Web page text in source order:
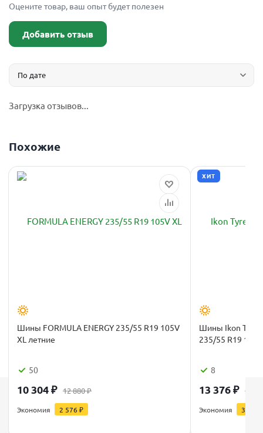
Оцените товар, ваш опыт будет полезен
Добавить отзыв
Загрузка отзывов...
Похожие
Шины FORMULA ENERGY 235/55 R19 105V
XL летние
50
10 304₽ 12 880₽
Экономия 2 576₽
ХИТ
Шины Ikon Tyres
235/55 R19
8
13 376₽ 16
Экономия 3 344